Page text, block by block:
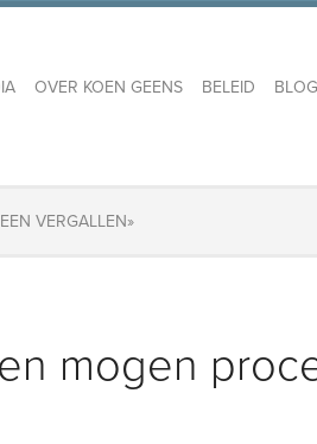
OVER KOEN GEENS BELEID BLOG
VERGALLEN»
mogen